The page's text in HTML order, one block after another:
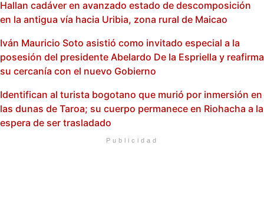
Hallan cadáver en avanzado estado de descomposición
en la antigua vía hacia Uribia, zona rural de Maicao
Iván Mauricio Soto asistió como invitado especial a la
posesión del presidente Abelardo De la Espriella y reafirma
su cercanía con el nuevo Gobierno
Identifican al turista bogotano que murió por inmersión en
las dunas de Taroa; su cuerpo permanece en Riohacha a la
espera de ser trasladado
Publicidad